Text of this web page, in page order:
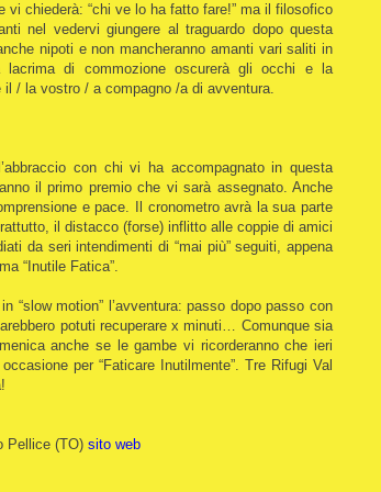
chiederà: “chi ve lo ha fatto fare!” ma il filosofico
nel vedervi giungere al traguardo dopo questa
nipoti e non mancheranno amanti vari saliti in
lacrima di commozione oscurerà gli occhi e la
/ la vostro / a compagno /a di avventura.
con chi vi ha accompagnato in questa
il primo premio che vi sarà assegnato. Anche
e pace. Il cronometro avrà la sua parte
il distacco (forse) inflitto alle coppie di amici
da seri intendimenti di “mai più” seguiti, appena
“Inutile Fatica”.
“slow motion” l’avventura: passo dopo passo con
potuti recuperare x minuti… Comunque sia
anche se le gambe vi ricorderanno che ieri
per “Faticare Inutilmente”. Tre Rifugi Val
Pellice (TO) sito web